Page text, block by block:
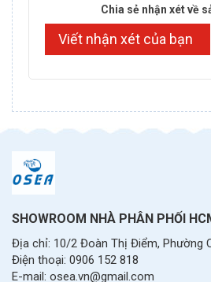
Complete
Chia sẻ nhận xét về
Viết nhận xét của bạn
SHOWROOM NHÀ PHÂN PHỐI
Địa chỉ: 10/2 Đoàn Thị Điểm, Phường
Điện thoại: 0906 152 818
E-mail: osea.vn@gmail.com